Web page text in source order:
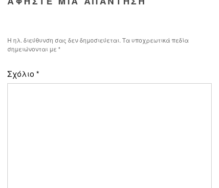
Η ηλ. διεύθυνση σας δεν δημοσιεύεται.Τα υποχρεωτικά πεδία
σημειώνονται με*
Σχόλιο*